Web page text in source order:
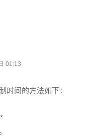
01:13
时间的方法如下：